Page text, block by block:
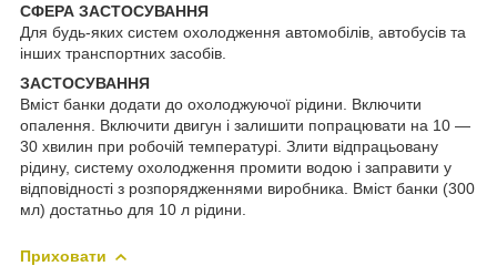
СФЕРА ЗАСТОСУВАННЯ
Для будь-яких систем охолодження автомобілів, автобусів та
інших транспортних засобів.
ЗАСТОСУВАННЯ
Вміст банки додати до охолоджуючої рідини. Включити
опалення. Включити двигун і залишити попрацювати на 10 ―
30 хвилин при робочій температурі. Злити відпрацьовану
рідину, систему охолодження промити водою і заправити у
відповідності з розпорядженнями виробника. Вміст банки (300
мл) достатньо для 10 л рідини.
Приховати